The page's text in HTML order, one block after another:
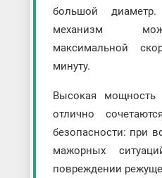
большой
механизм
максимальной
минуту.
Высокая мощность
отлично
безопасности: при
мажорных
повреждении